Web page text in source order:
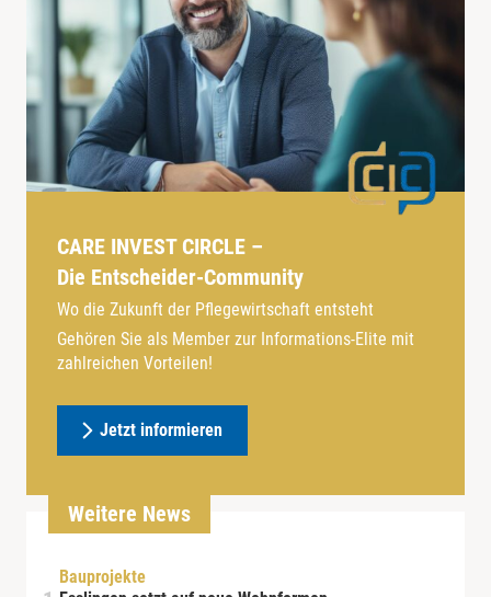
CARE INVEST CIRCLE –
Die Entscheider-Community
Wo die Zukunft der Pflegewirtschaft entsteht
Gehören Sie als Member zur Informations-Elite mit
zahlreichen Vorteilen!
Jetzt informieren
Weitere News
Bauprojekte